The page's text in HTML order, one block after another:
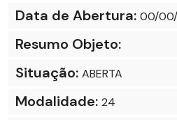
Data de Abertura: 00/
Resumo Objeto:
Situação: ABERTA
Modalidade: 24